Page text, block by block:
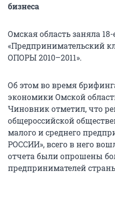
бизнеса
Омская область заняла 18-
«Предпринимательский
ОПОРЫ 2010–2011».
Об этом во время
экономики Омской
Чиновник отметил, что
общероссийской
малого и среднего
РОССИИ», всего в него
отчета были опрошены
предпринимателей